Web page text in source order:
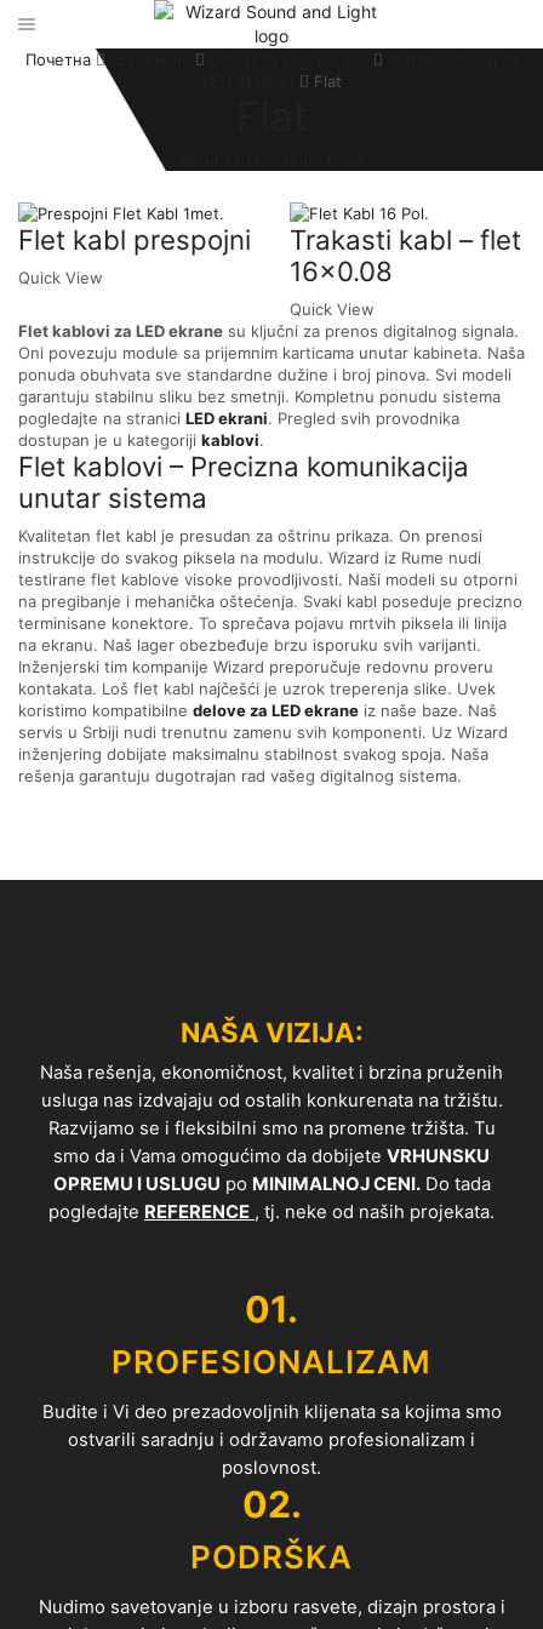
Почетна
Flat
Flet kabl prespojni
Quick View
Trakasti kabl – flet
16×0.08
Quick View
Flet kablovi za LED ekrane su ključni za prenos digitalnog signala.
Oni povezuju module sa prijemnim karticama unutar kabineta. Naša
ponuda obuhvata sve standardne dužine i broj pinova. Svi modeli
garantuju stabilnu sliku bez smetnji. Kompletnu ponudu sistema
pogledajte na stranici LED ekrani. Pregled svih provodnika
dostupan je u kategoriji kablovi.
Flet kablovi – Precizna komunikacija
unutar sistema
Kvalitetan flet kabl je presudan za oštrinu prikaza. On prenosi
instrukcije do svakog piksela na modulu. Wizard iz Rume nudi
testirane flet kablove visoke provodljivosti. Naši modeli su otporni
na pregibanje i mehanička oštećenja. Svaki kabl poseduje precizno
terminisane konektore. To sprečava pojavu mrtvih piksela ili linija
na ekranu. Naš lager obezbeđuje brzu isporuku svih varijanti.
Inženjerski tim kompanije Wizard preporučuje redovnu proveru
kontakata. Loš flet kabl najčešći je uzrok treperenja slike. Uvek
koristimo kompatibilne delove za LED ekrane iz naše baze. Naš
servis u Srbiji nudi trenutnu zamenu svih komponenti. Uz Wizard
inženjering dobijate maksimalnu stabilnost svakog spoja. Naša
rešenja garantuju dugotrajan rad vašeg digitalnog sistema.
NAŠA VIZIJA:
Naša rešenja, ekonomičnost, kvalitet i brzina pruženih
usluga nas izdvajaju od ostalih konkurenata na tržištu.
Razvijamo se i fleksibilni smo na promene tržišta. Tu
smo da i Vama omogućimo da dobijete VRHUNSKU
OPREMU I USLUGU po MINIMALNOJ CENI.Do tada
pogledajte REFERENCE , tj. neke od naših projekata.
01.
PROFESIONALIZAM
Budite i Vi deo prezadovoljnih klijenata sa kojima smo
ostvarili saradnju i održavamo profesionalizam i
poslovnost.
02.
PODRŠKA
Nudimo savetovanje u izboru rasvete, dizajn prostora i